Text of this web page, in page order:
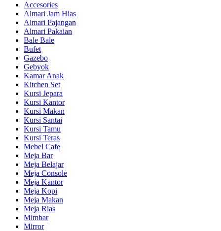
Accesories
Almari Jam Hias
Almari Pajangan
Almari Pakaian
Bale Bale
Bufet
Gazebo
Gebyok
Kamar Anak
Kitchen Set
Kursi Jepara
Kursi Kantor
Kursi Makan
Kursi Santai
Kursi Tamu
Kursi Teras
Mebel Cafe
Meja Bar
Meja Belajar
Meja Console
Meja Kantor
Meja Kopi
Meja Makan
Meja Rias
Mimbar
Mirror